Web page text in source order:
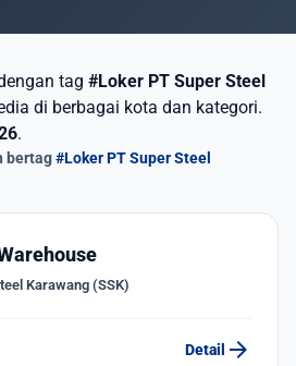
tag #Loker PT Super Steel
di berbagai kota dan kategori.
.
bertag#Loker PT Super Steel
Karawang (SSK)
Detail arrow_forward